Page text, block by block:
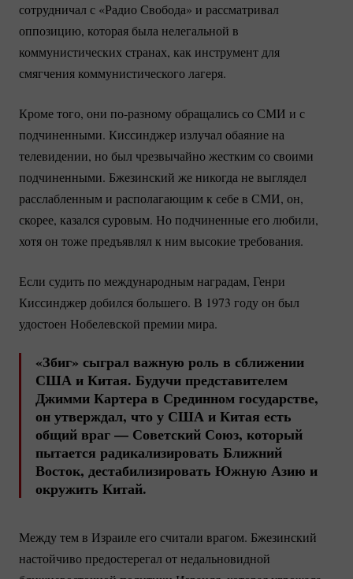
сотрудничал с «Радио Свобода» и рассматривал
оппозицию, которая была нелегальной в
коммунистических странах, как инструмент для
смягчения коммунистического лагеря.
Кроме того, они по-разномуобращались со СМИ и с
подчиненными. Киссинджер излучал обаяние на
телевидении, но был чрезвычайно жестким со своими
подчиненными. Бжезинский же никогда не выглядел
расслабленным и располагающим к себе в СМИ, он,
скорее, казался суровым. Но подчиненные его любили,
хотя он тоже предъявлял к ним высокие требования.
Если судить по международным наградам, Генри
Киссинджер добился большего. В 1973 году он был
удостоен Нобелевской премии мира.
«Збиг» сыграл важную роль в сближении
США и Китая. Будучи представителем
Джимми Картера в Срединном государстве,
он утверждал, что у США и Китая есть
общий враг — Советский Союз, который
пытается радикализировать Ближний
Восток, дестабилизировать Южную Азию и
окружить Китай.
Между тем в Израиле его считали врагом. Бжезинский
настойчиво предостерегал от недальновидной